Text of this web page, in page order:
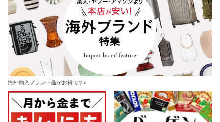
海外輸入ブランド品がお得です♪